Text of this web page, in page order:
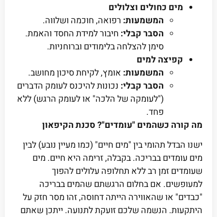
מים כחולים וצלולים
המשמעות: רפואה, חוכמה ושלווה.
הסבר קבלי: חיבור למידת החסד והאמת.
סימן להצלחה בלימודים וברוחניות.
קפיצה למים
המשמעות: אומץ, לקיחת סיכון מחושב.
הסבר קבלי: נכונות להיכנס לעומק הדברים
("לעומקה של הלכה" או לעומק הרגש) ללא
פחד.
מה קורה כשהמים "עומדים"? סכנת הקיפאון
ישנו הבדל תהומי בין "מים חיים" (כמו מעיין נובע) לבין
מים עומדים בבריכה. בקבלה, זרימה היא חיים. מים
שעומדים זמן רב ללא תחלופה עלולים להפוך
למעופשים. אם בחלום הרגשתם שהמים בבריכה
"כבדים" או שהאווירה הייתה דחוסה, זהו מסר חזק על
היתקעות. הנשמה שלכם זועקת לתנועה. ייתכן שאתם